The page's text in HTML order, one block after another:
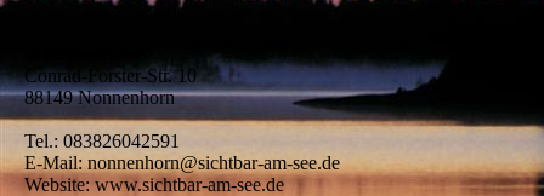
Conrad-Forster-Str. 10
88149 Nonnenhorn
Tel.: 083826042591
E-Mail: nonnenhorn@sichtbar-am-see.de
Website: www.sichtbar-am-see.de